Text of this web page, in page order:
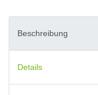
Beschreibung
Details